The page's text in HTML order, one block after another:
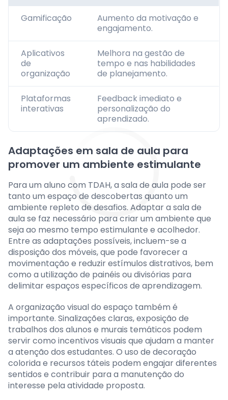
Gamificação
Aumento da motivação e
engajamento.
Aplicativos
de
organização
Melhora na gestão de
tempo e nas habilidades
de planejamento.
Plataformas
interativas
Feedback imediato e
personalização do
aprendizado.
Adaptações em sala de aula para
promover um ambiente estimulante
Para um aluno com TDAH, a sala de aula pode ser
tanto um espaço de descobertas quanto um
ambiente repleto de desafios. Adaptar a sala de
aula se faz necessário para criar um ambiente que
seja ao mesmo tempo estimulante e acolhedor.
Entre as adaptações possíveis, incluem-se a
disposição dos móveis, que pode favorecer a
movimentação e reduzir estímulos distrativos, bem
como a utilização de painéis ou divisórias para
delimitar espaços específicos de aprendizagem.
A organização visual do espaço também é
importante. Sinalizações claras, exposição de
trabalhos dos alunos e murais temáticos podem
servir como incentivos visuais que ajudam a manter
a atenção dos estudantes. O uso de decoração
colorida e recursos táteis podem engajar diferentes
sentidos e contribuir para a manutenção do
interesse pela atividade proposta.